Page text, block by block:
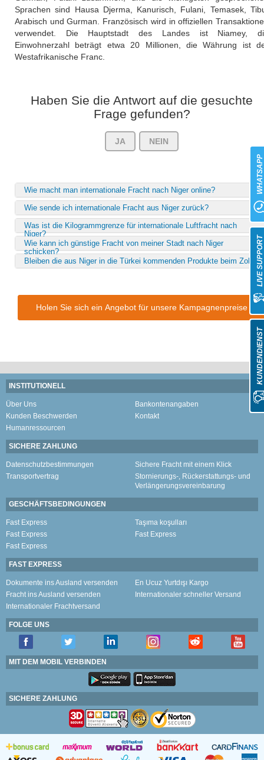
Sprachen sind Hausa Djerma, Kanurisch, Fulani, Temasek,
Arabisch und Gurman. Französisch wird in offiziellen
verwendet. Die Hauptstadt des Landes ist Niamey,
Einwohnerzahl beträgt etwa 20 Millionen, die Währung ist
Westafrikanische Franc.
Haben Sie die Antwort auf die gesuchte
Frage gefunden?
JA NEIN
Wie macht man internationale Fracht nach Niger online?
Wie sende ich internationale Fracht aus Niger zurück?
Was ist die Kilogrammgrenze für internationale Luftfracht nach
Niger?
Wie kann ich günstige Fracht von meiner Stadt nach Niger
schicken?
Bleiben die aus Niger in die Türkei kommenden Produkte beim Zoll?
Holen Sie sich ein Angebot für unsere Kampagnenpreise
INSTITUTIONELL
Über Uns
Bankontenangaben
Kunden Beschwerden
Kontakt
Humanressourcen
SICHERE ZAHLUNG
Datenschutzbestimmungen
Sichere Fracht mit einem Klick
Transportvertrag
Stornierungs-, Rückerstattungs- und
Verlängerungsvereinbarung
GESCHÄFTSBEDINGUNGEN
Fast Express
Taşıma koşulları
Fast Express
Fast Express
Fast Express
FAST EXPRESS
Dokumente ins Ausland versenden
En Ucuz Yurtdışı Kargo
Fracht ins Ausland versenden
Internationaler schneller Versand
Internationaler Frachtversand
FOLGE UNS
MIT DEM MOBIL VERBINDEN
SICHERE ZAHLUNG
KUNDENDIENST
LIVE SUPPORT
WHATSAPP